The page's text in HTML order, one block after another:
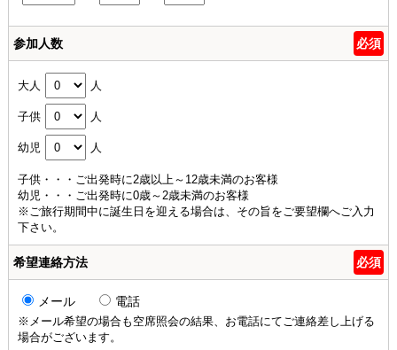
参加人数 必須
大人 人
子供 人
幼児 人
子供・・・ご出発時に2歳以上～12歳未満のお客様
幼児・・・ご出発時に0歳～2歳未満のお客様
※ご旅行期間中に誕生日を迎える場合は、その旨をご要望欄へご入力
下さい。
希望連絡方法 必須
メール 電話
※メール希望の場合も空席照会の結果、お電話にてご連絡差し上げる
場合がございます。